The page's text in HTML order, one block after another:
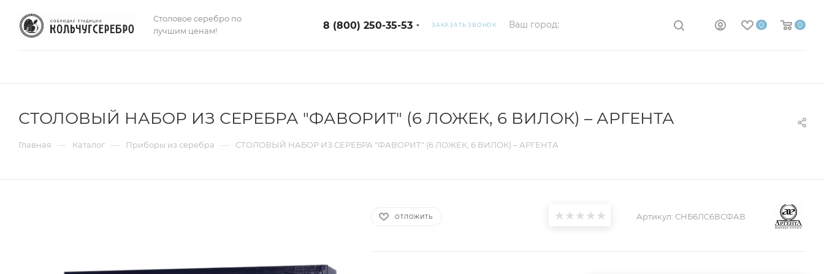
Столовое серебро по
лучшим ценам!
8 (800) 250-35-53 ЗАКАЗАТЬ ЗВОНОК Ваш город: 0 0
СТОЛОВЫЙ НАБОР ИЗ СЕРЕБРА "ФАВОРИТ" (6 ЛОЖЕК, 6 ВИЛОК) – АРГЕНТА
Главная — Каталог — Приборы из серебра — СТОЛОВЫЙ НАБОР ИЗ СЕРЕБРА "ФАВОРИТ" (6 ЛОЖЕК, 6 ВИЛОК) – АРГЕНТА
ОТЛОЖИТЬ Артикул: СНБ6ЛС6ВСФАВ